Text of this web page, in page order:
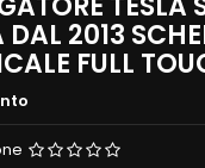
DAL 2013
FULL